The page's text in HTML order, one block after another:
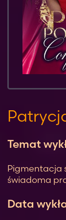
Temat
Pigmentacja
świadoma
Data